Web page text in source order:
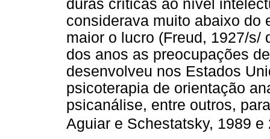
duras críticas ao nível
considerava muito abaixo do
maior o lucro (Freud, 1927/s/
dos anos as preocupações
desenvolveu nos Estados
psicoterapia de orientação
psicanálise, entre outros,
Aguiar e Schestatsky, 1989 e